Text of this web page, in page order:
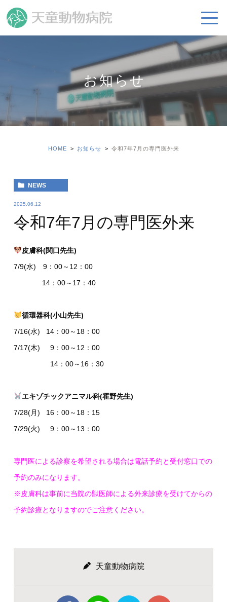
お知らせ
HOME お知らせ 令和7年7月の専門医外来
NEWS
2025.06.12
令和7年7月の専門医外来
皮膚科(関口先生)
7/9(水) 9：00～12：00
14：00～17：40
循環器科(小山先生)
7/16(水) 14：00～18：00
7/17(木) 9：00～12：00
14：00～16：30
エキゾチックアニマル科(霍野先生)
7/28(月) 16：00～18：15
7/29(火) 9：00～13：00
専門医による診察を希望される場合は電話予約と受付窓口での
予約のみになります。
※皮膚科は事前に当院の獣医師による外来診療を受けてからの
予約診療となりますのでご注意ください。
天童動物病院